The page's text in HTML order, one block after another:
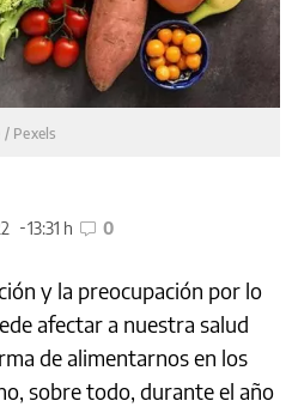
Pexels
13:31 h 0
y la preocupación por lo
afectar a nuestra salud
de alimentarnos en los
sobre todo, durante el año